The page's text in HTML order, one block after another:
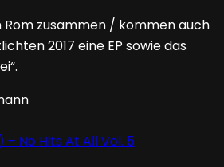
Rom zusammen / kommen auch
2017 eine EP sowie das